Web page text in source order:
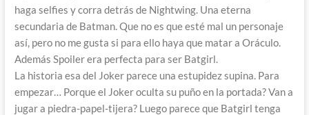
haga selfies y corra detrás de Nightwing. Una eterna
secundaria de Batman. Que no es que esté mal un personaje
así, pero no me gusta si para ello haya que matar a Oráculo.
Además Spoiler era perfecta para ser Batgirl.
La historia esa del Joker parece una estupidez supina. Para
empezar… Porque el Joker oculta su puño en la portada? Van a
jugar a piedra-papel-tijera? Luego parece que Batgirl tenga